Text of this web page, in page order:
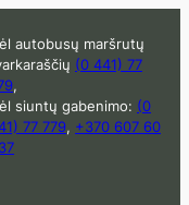
autobusų maršrutų
(0 441) 77
,
siuntų gabenimo: (0
77 779, +370 607 60